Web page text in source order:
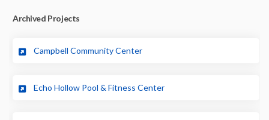
Archived Projects
Campbell Community Center
Echo Hollow Pool & Fitness Center